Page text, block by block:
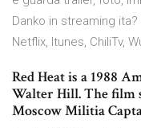
Danko in streaming
Netflix, Itunes, ChiliTv,
Red Heat is a 1988
Walter Hill. The film
Moscow Militia